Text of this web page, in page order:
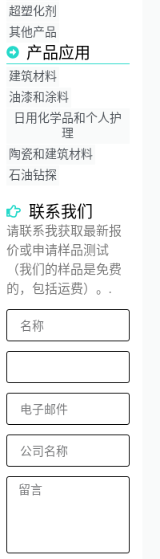
超塑化剂
其他产品
产品应用
建筑材料
油漆和涂料
日用化学品和个人护
理
陶瓷和建筑材料
石油钻探
联系我们
请联系我获取最新报
价或申请样品测试
（我们的样品是免费
的，包括运费）。.